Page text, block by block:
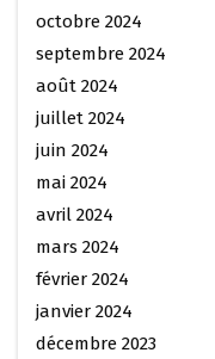
octobre 2024
septembre 2024
août 2024
juillet 2024
juin 2024
mai 2024
avril 2024
mars 2024
février 2024
janvier 2024
décembre 2023